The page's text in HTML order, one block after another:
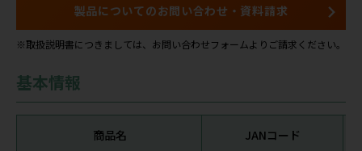
製品についてのお問い合わせ・資料請求
※取扱説明書につきましては、お問い合わせフォームよりご請求ください。
基本情報
商品名 JANコード